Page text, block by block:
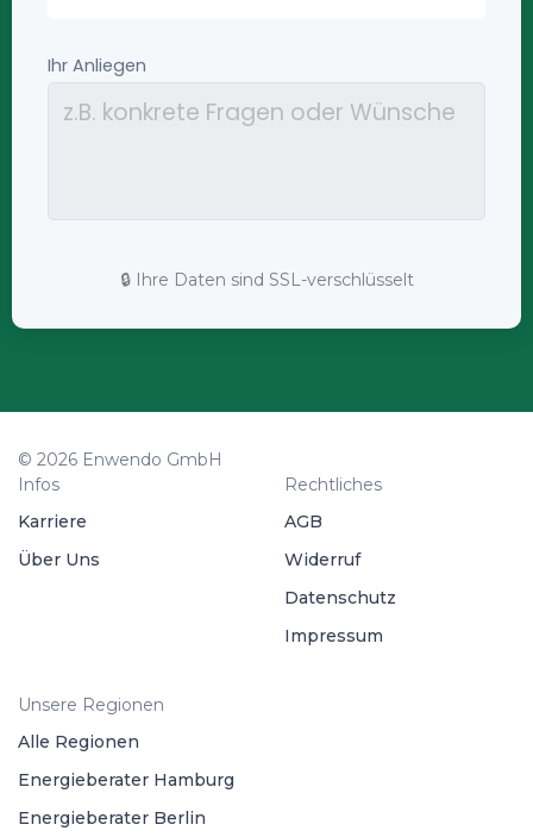
🔒 Ihre Daten sind SSL-verschlüsselt
© 2026 Enwendo GmbH
Infos
Karriere
Über Uns
Rechtliches
AGB
Widerruf
Datenschutz
Impressum
Unsere Regionen
Alle Regionen
Energieberater Hamburg
Energieberater Berlin